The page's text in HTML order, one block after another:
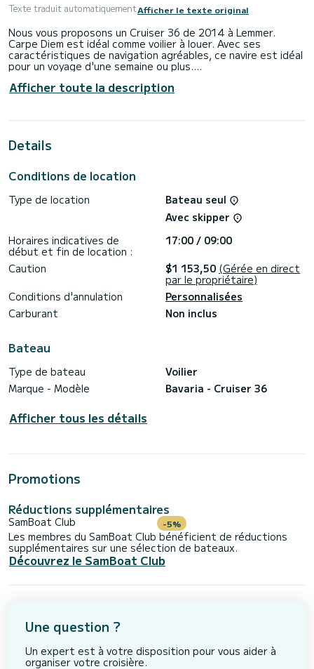
Texte traduit automatiquementAfficher le texte original
Nous vous proposons un Cruiser 36 de 2014 à Lemmer.
Carpe Diem est idéal comme voilier à louer. Avec ses
caractéristiques de navigation agréables, ce navire est idéal
pour un voyage d'une semaine ou plus.
Le bateau dispose de 3 cabines tout confort et d'une
capacité de 6 personnes. D'une longueur totale de 11
vacances uniques sur l'eau dans la région de Lemmer.
Cruiser 36 est équipé de 1 WC avec douche.
d'un génois sur enrouleur.
Pour demander des renseignements ou une Réservation,
veuillez cliquer le bouton « Demander un devis ». Un employé
de SamBoat vous enverra une offre personnelle dans les
Afficher toute la description
Details
Conditions de location
Type de location
Bateau seul
Avec skipper
Horaires indicatives de
début et fin de location :
17:00 / 09:00
Caution
$1 153,50 (Gérée en direct
par le propriétaire)
Conditions d'annulation
Personnalisées
Carburant
Non inclus
Bateau
Type de bateau
Voilier
Marque - Modèle
Bavaria - Cruiser 36
Afficher tous les détails
Promotions
Réductions supplémentaires
SamBoat Club -5%
Les membres du SamBoat Club bénéficient de réductions
supplémentaires sur une sélection de bateaux.
Découvrez le SamBoat Club
Une question ?
Un expert est à votre disposition pour vous aider à
organiser votre croisière.